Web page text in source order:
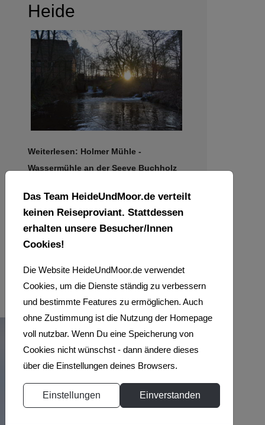
Heide
Weiterlesen: Holmer Mühle -
Wassermühle an der Seeve Buchholz
Seite 6 von 6
4 5 6
Das Team HeideUndMoor.de verteilt
keinen Reiseproviant. Stattdessen
erhalten unsere Besucher/Innen
Cookies!
Die Website HeideUndMoor.de verwendet
Cookies, um die Dienste ständig zu verbessern
und bestimmte Features zu ermöglichen. Auch
ohne Zustimmung ist die Nutzung der Homepage
voll nutzbar. Wenn Du eine Speicherung von
Cookies nicht wünschst - dann ändere dieses
über die Einstellungen deines Browsers.
Einstellungen Einverstanden